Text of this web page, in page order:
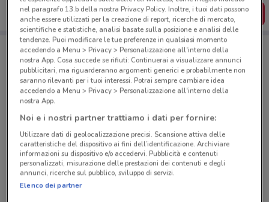
SCARICA L’APP
Negozi Freddy a Roma
© MapTiler © OpenStreetMap contributors
Via G. B. Morgagni, 8-10 Roma
462 m
nel paragrafo 13.b della nostra Privacy Policy. Inoltre, i tuoi dati possono
anche essere utilizzati per la creazione di report, ricerche di mercato,
scientifiche e statistiche, analisi basate sulla posizione e analisi delle
tendenze. Puoi modificare le tue preferenze in qualsiasi momento
accedendo a Menu > Privacy > Personalizzazione all'interno della
nostra App. Cosa succede se rifiuti: Continuerai a visualizzare annunci
pubblicitari, ma riguarderanno argomenti generici e probabilmente non
saranno rilevanti per i tuoi interessi. Potrai sempre cambiare idea
accedendo a Menu > Privacy > Personalizzazione all'interno della
nostra App.
Noi e i nostri partner trattiamo i dati per fornire:
Utilizzare dati di geolocalizzazione precisi. Scansione attiva delle
caratteristiche del dispositivo ai fini dell’identificazione. Archiviare
informazioni su dispositivo e/o accedervi. Pubblicità e contenuti
personalizzati, misurazione delle prestazioni dei contenuti e degli
annunci, ricerche sul pubblico, sviluppo di servizi.
Elenco dei partner